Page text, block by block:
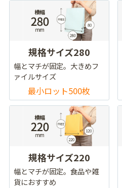
規格サイズ280
幅とマチが固定。大きめフ
ァイルサイズ
最小ロット500枚
規格サイズ220
幅とマチが固定。食品や雑
貨におすすめ